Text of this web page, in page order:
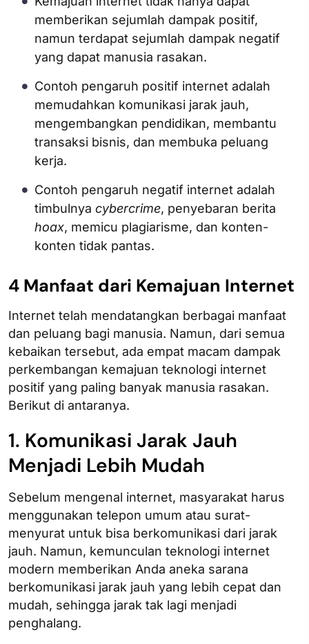
memberikan sejumlah dampak positif,
namun terdapat sejumlah dampak negatif
yang dapat manusia rasakan.
Contoh pengaruh positif internet adalah
memudahkan komunikasi jarak jauh,
mengembangkan pendidikan, membantu
transaksi bisnis, dan membuka peluang
kerja.
Contoh pengaruh negatif internet adalah
timbulnya cybercrime, penyebaran berita
hoax, memicu plagiarisme, dan konten-
konten tidak pantas.
4 Manfaat dari Kemajuan Internet
Internet telah mendatangkan berbagai manfaat
dan peluang bagi manusia. Namun, dari semua
kebaikan tersebut, ada empat macam dampak
perkembangan kemajuan teknologi internet
positif yang paling banyak manusia rasakan.
Berikut di antaranya.
1. Komunikasi Jarak Jauh
Menjadi Lebih Mudah
Sebelum mengenal internet, masyarakat harus
menggunakan telepon umum atau surat-
menyurat untuk bisa berkomunikasi dari jarak
jauh. Namun, kemunculan teknologi internet
modern memberikan Anda aneka sarana
berkomunikasi jarak jauh yang lebih cepat dan
mudah, sehingga jarak tak lagi menjadi
penghalang.